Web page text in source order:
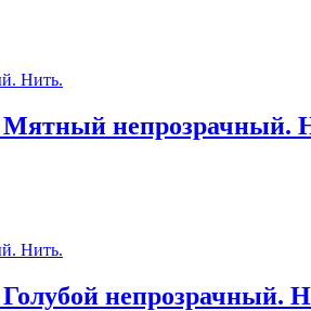
Мятный непрозрачный.
непрозрачный.